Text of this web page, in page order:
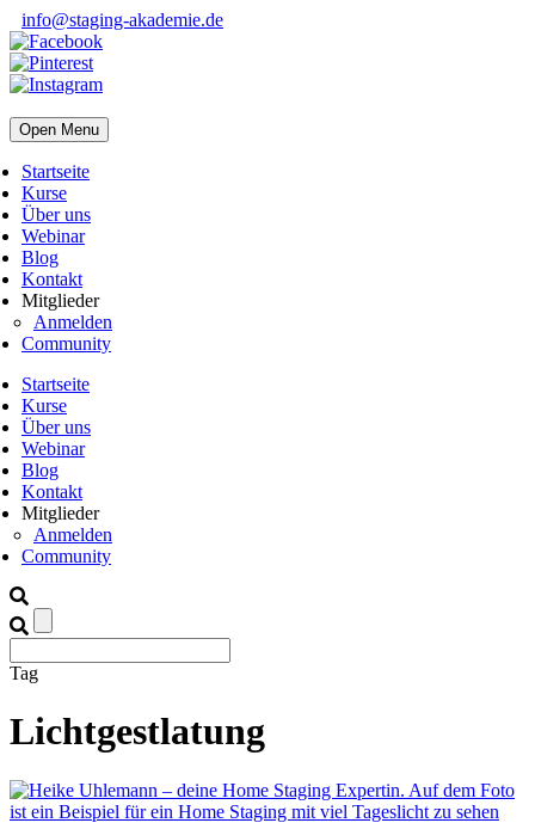
info@staging-akademie.de
Open Menu
Startseite
Kurse
Über uns
Webinar
Blog
Kontakt
Mitglieder
Anmelden
Community
Startseite
Kurse
Über uns
Webinar
Blog
Kontakt
Mitglieder
Anmelden
Community
Tag
Lichtgestlatung